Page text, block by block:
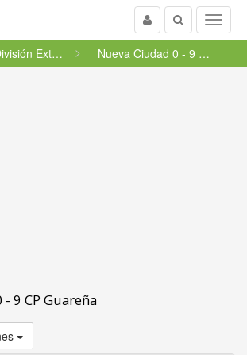
Menu
Buscar
Usuario
Segunda División Extremeña C... Nueva Ciudad 0 - 9 CP Guareña
9 CP Guareña